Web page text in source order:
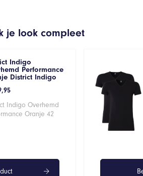
je look compleet
Indigo
Performance
District Indigo
Indigo Overhemd
Oranje 42